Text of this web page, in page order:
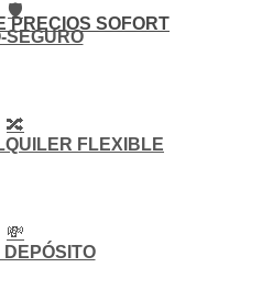
PRECIOS SOFORT
🛡️
SEGURO
🔀
FLEXIBLE
💸
DEPÓSITO